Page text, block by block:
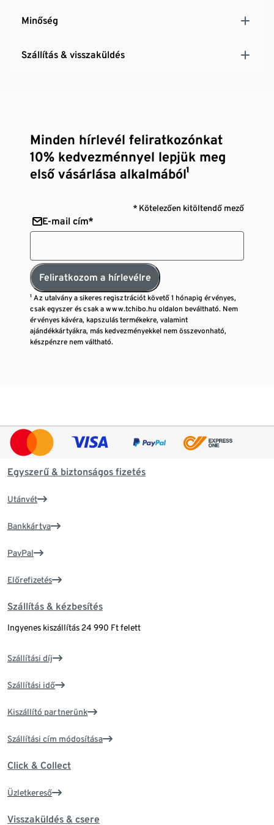
Minőség
Szállítás & visszaküldés
Minden hírlevél feliratkozónkat
10% kedvezménnyel lepjük meg
első vásárlása alkalmából¹
* Kötelezően kitöltendő mező
E-mail cím*
Feliratkozom a hírlevélre
¹ Az utalvány a sikeres regisztrációt követő 1 hónapig érvényes,
csak egyszer és csak a www.tchibo.hu oldalon beváltható. Nem
érvényes kávéra, kapszulás termékekre, valamint
ajándékkártyákra, más kedvezményekkel nem összevonható,
készpénzre nem váltható.
Egyszerű & biztonságos fizetés
Utánvét
Bankkártya
PayPal
Előrefizetés
Szállítás & kézbesítés
Ingyenes kiszállítás 24 990 Ft felett
Szállítási díj
Szállítási idő
Kiszállító partnerünk
Szállítási cím módosítása
Click & Collect
Üzletkereső
Visszaküldés & csere